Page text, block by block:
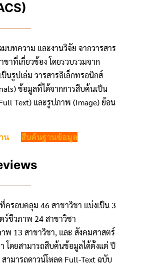
บทความ และงานวิจัย จากวารสาร
าที่เกี่ยวข้อง โดยรวบรวมจาก
นรูปเล่ม วารสารอิเล็กทรอนิกส์
ข้อมูลที่ได้จากการสืบค้นเป็น
Text) และรูปภาพ (Image) ย้อน
น สืบค้นฐานข้อมูล
ครอบคลุม 46 สาขาวิชา แบ่งเป็น 3
ร์ชีวภาพ 24 สาขาวิชา
พ 13 สาขาวิชา, และ สังคมศาสตร์
โดยสามารถสืบค้นข้อมูลได้ตั้งแต่ ปี
ามารถดาวน์โหลด Full-Text ฉบับ